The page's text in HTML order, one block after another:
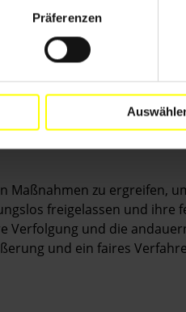
Präferenzen
Maßnahmen zu ergreifen,
freigelassen und ihre
Verfolgung und die
und ein faires